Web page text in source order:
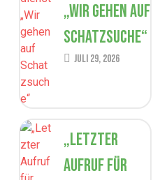
„Wir gehen auf
Schatzsuche“
Juli 29, 2026
„Letzter
Aufruf für